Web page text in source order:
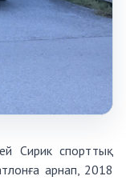
Сирик спорттық
арнап, 2018